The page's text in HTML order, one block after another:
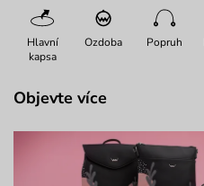
Hlavní
kapsa
Ozdoba Popruh
Objevte více